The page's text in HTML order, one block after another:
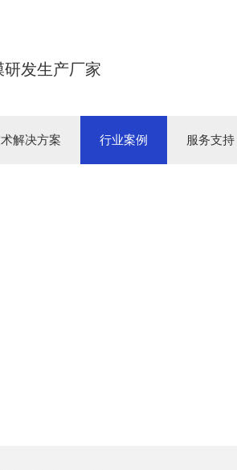
发生产厂家
解决方案 行业案例 服务支持